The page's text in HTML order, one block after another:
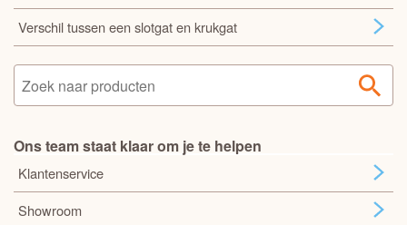
Verschil tussen een slotgat en krukgat
Ons team staat klaar om je te helpen
Klantenservice
Showroom